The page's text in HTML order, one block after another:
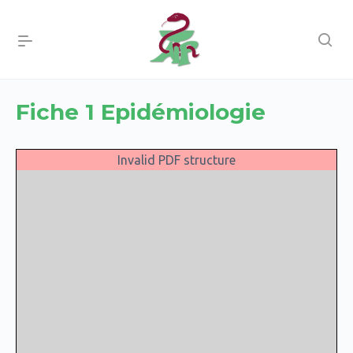
Fiche 1 Epidémiologie
Invalid PDF structure